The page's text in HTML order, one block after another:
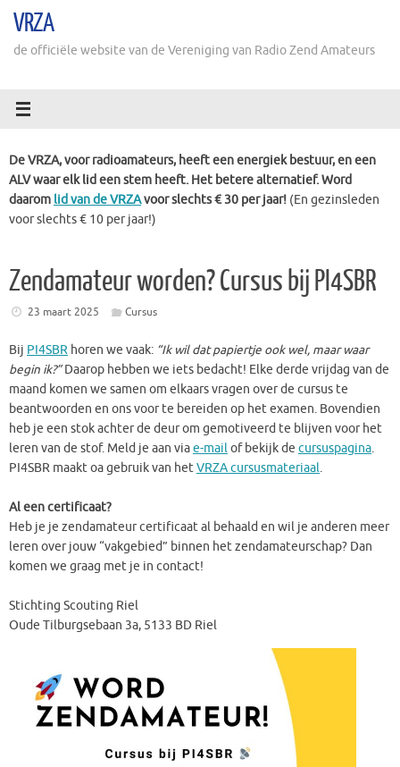
naarVRZA
de officiële website van de Vereniging van Radio Zend Amateurs
De VRZA, voor radioamateurs, heeft een energiek bestuur, en een
ALV waar elk lid een stem heeft. Het betere alternatief. Word
daarom lid van de VRZAvoor slechts € 30 per jaar! (En gezinsleden
voor slechts € 10 per jaar!)
Zendamateur worden? Cursus bij PI4SBR
23 maart 2025 Cursus
Bij PI4SBR horen we vaak: “Ik wil dat papiertje ook wel, maar waar
begin ik?”Daarop hebben we iets bedacht! Elke derde vrijdag van de
maand komen we samen om elkaars vragen over de cursus te
beantwoorden en ons voor te bereiden op het examen. Bovendien
heb je een stok achter de deur om gemotiveerd te blijven voor het
leren van de stof. Meld je aan viae-mailof bekijk de cursuspagina.
PI4SBR maakt oa gebruik van hetVRZA cursusmateriaal.
Al een certificaat?
Heb je je zendamateur certificaat al behaald en wil je anderen meer
leren over jouw “vakgebied” binnen het zendamateurschap? Dan
komen we graag met je in contact!
Stichting Scouting Riel
Oude Tilburgsebaan 3a, 5133 BD Riel